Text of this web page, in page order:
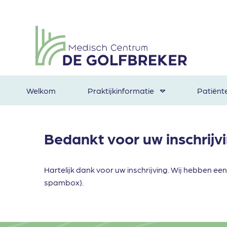
Welkom Praktijkinformatie
Bedankt voor uw
Hartelijk dank voor uw inschrijving. Wij hebben
spambox).